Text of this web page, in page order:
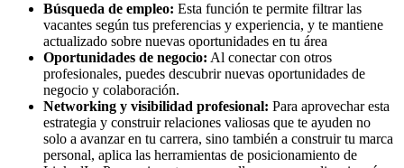
Búsqueda de empleo: Esta función te permite filtrar las
vacantes según tus preferencias y experiencia, y te mantiene
actualizado sobre nuevas oportunidades en tu área
Oportunidades de negocio: Al conectar con otros
profesionales, puedes descubrir nuevas oportunidades de
negocio y colaboración.
Networking y visibilidad profesional: Para aprovechar esta
estrategia y construir relaciones valiosas que te ayuden no
solo a avanzar en tu carrera, sino también a construir tu marca
personal, aplica las herramientas de posicionamiento de